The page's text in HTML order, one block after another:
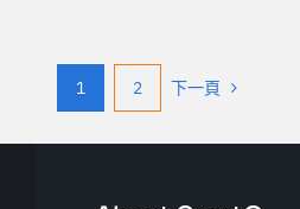
1 2 下一頁